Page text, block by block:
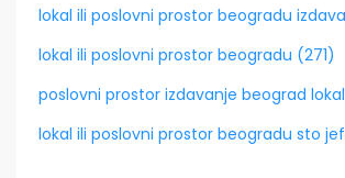
lokal ili poslovni prostor beogradu
lokal ili poslovni prostor beogradu (271)
poslovni prostor izdavanje beograd
lokal ili poslovni prostor beogradu sto